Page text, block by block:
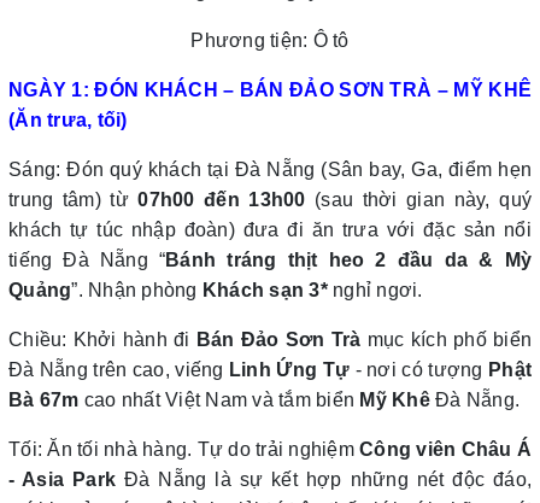
Phương tiện: Ô tô
NGÀY 1: ĐÓN KHÁCH – BÁN ĐẢO SƠN TRÀ – MỸ KHÊ
(Ăn trưa, tối)
Sáng: Đón quý khách tại Đà Nẵng (Sân bay, Ga, điểm hẹn
trung tâm) từ07h00 đến 13h00 (sau thời gian này, quý
khách tự túc nhập đoàn) đưa đi ăn trưa với đặc sản nổi
tiếng Đà Nẵng “Bánh tráng thịt heo 2 đầu da & Mỳ
Quảng”. Nhận phòng Khách sạn 3*nghỉ ngơi.
Chiều: Khởi hành đi Bán Đảo Sơn Trà mục kích phố biển
Đà Nẵng trên cao, viếng Linh Ứng Tự - nơi có tượng Phật
Bà 67m cao nhất Việt Nam và tắm biển Mỹ KhêĐà Nẵng.
Tối: Ăn tối nhà hàng. Tự do trải nghiệm Công viên Châu Á
- Asia Park Đà Nẵng là sự kết hợp những nét độc đáo,